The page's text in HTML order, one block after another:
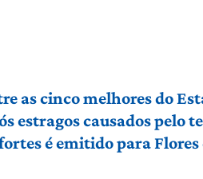
as cinco melhores do
estragos causados pelo
é emitido para Flores